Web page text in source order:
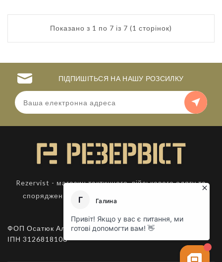
Показано з 1 по 7 із 7 (1 сторінок)
ПІДПИШІТЬСЯ НА НАШУ РОЗСИЛКУ
Rezervist - магазин тактичного, військового одягу та
спорядження. Товари для активного відпочинку.
ФОП Осатюк Алла Костянтинівна,
ІПН 3126818106